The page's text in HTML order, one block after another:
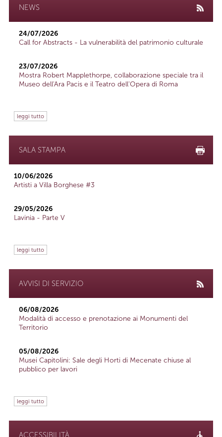
NEWS
24/07/2026
Call for Abstracts - La vulnerabilità del patrimonio culturale
23/07/2026
Mostra Robert Mapplethorpe, collaborazione speciale tra il
Museo dell'Ara Pacis e il Teatro dell'Opera di Roma
leggi tutto
SALA STAMPA
10/06/2026
Artisti a Villa Borghese #3
29/05/2026
Lavinia - Parte V
leggi tutto
AVVISI DI SERVIZIO
06/08/2026
Modalità di accesso e prenotazione ai Monumenti del
Territorio
05/08/2026
Musei Capitolini: Sale degli Horti di Mecenate chiuse al
pubblico per lavori
leggi tutto
ACCESSIBILITÀ